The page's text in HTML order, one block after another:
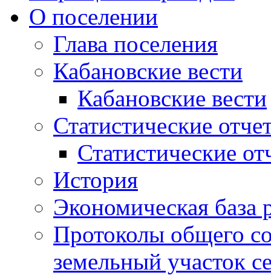
О поселении
Глава поселения
Кабановские вести
Кабановские вести
Статистические
Статистические
История
Экономическая база
Протоколы общего
земельный участок